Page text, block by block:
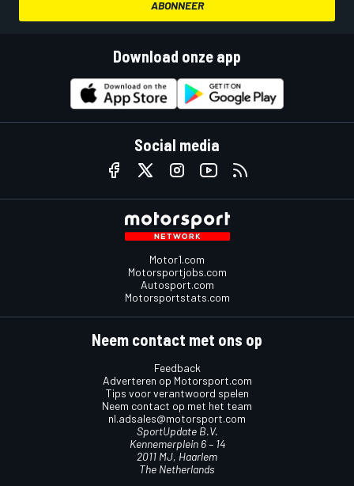
ABONNEER
Download onze app
Social media
Motor1.com
Motorsportjobs.com
Autosport.com
Motorsportstats.com
Neem contact met ons op
Feedback
Adverteren op Motorsport.com
Tips voor verantwoord spelen
Neem contact op met het team
nl.adsales@motorsport.com
SportUpdate B.V.
Kennemerplein 6 – 14
2011 MJ, Haarlem
The Netherlands